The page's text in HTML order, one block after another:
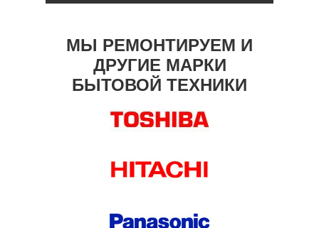
МЫ РЕМОНТИРУЕМ И
ДРУГИЕ МАРКИ
БЫТОВОЙ ТЕХНИКИ